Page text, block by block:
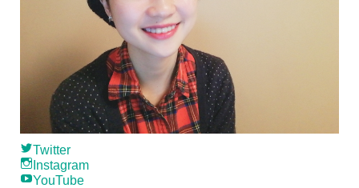
Twitter
Instagram
YouTube